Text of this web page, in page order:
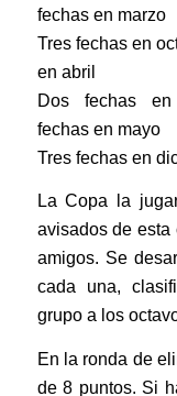
fechas en marzo
Tres fechas
en abril
Dos fechas
fechas en mayo
Tres fechas en
La Copa la
avisados de esta
amigos. Se
cada una,
grupo a los
En la ronda de
de 8 puntos. Si